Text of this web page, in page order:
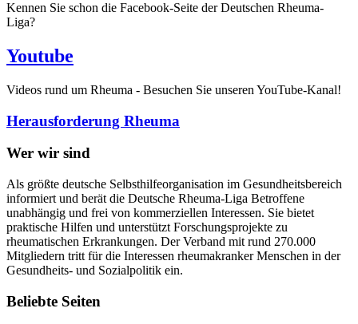
Kennen Sie schon die Facebook-Seite der Deutschen Rheuma-
Liga?
Youtube
Videos rund um Rheuma - Besuchen Sie unseren YouTube-Kanal!
Herausforderung Rheuma
Wer wir sind
Als größte deutsche Selbsthilfeorganisation im Gesundheitsbereich
informiert und berät die Deutsche Rheuma-Liga Betroffene
unabhängig und frei von kommerziellen Interessen. Sie bietet
praktische Hilfen und unterstützt Forschungsprojekte zu
rheumatischen Erkrankungen. Der Verband mit rund 270.000
Mitgliedern tritt für die Interessen rheumakranker Menschen in der
Gesundheits- und Sozialpolitik ein.
Beliebte Seiten